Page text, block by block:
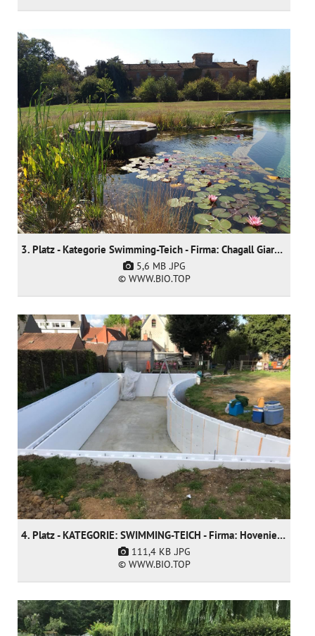
3. Platz - Kategorie Swimming-Teich - Firma: Chagall Giardini SNC - Arch. Anja Werner
5,6 MB .JPG
© WWW.BIO.TOP
4. Platz - KATEGORIE: SWIMMING-TEICH - Firma: Hoveniersgebroeders BVBA (nur nominiert)
111,4 KB .JPG
© WWW.BIO.TOP